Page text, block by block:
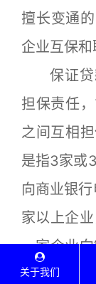
擅长变通的
企业互保和
保证
担保责任
之间互相
是指3家或
向商业银
家以上企
一家企业
据合同约
关于我们